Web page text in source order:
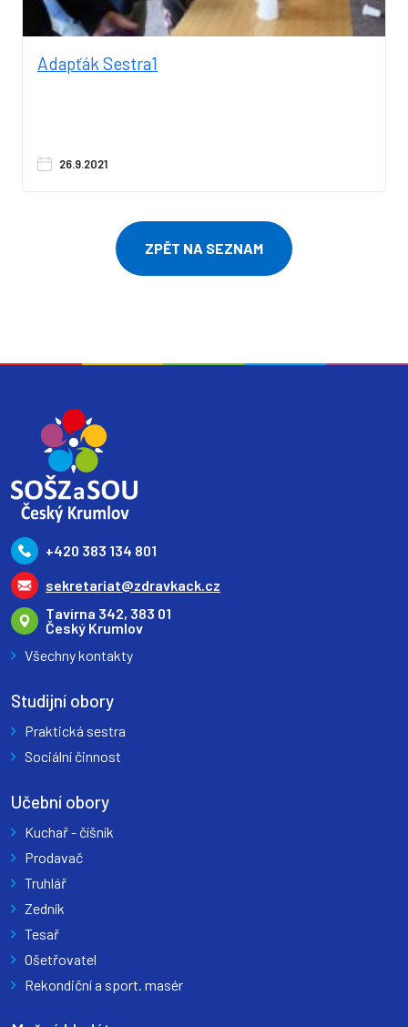
Adapťák Sestra1
26.9.2021
ZPĚT NA SEZNAM
+420 383 134 801
sekretariat@zdravkack.cz
Tavírna 342, 383 01
Český Krumlov
Všechny kontakty
Studijní obory
Praktická sestra
Sociální činnost
Učební obory
Kuchař - číšník
Prodavač
Truhlář
Zedník
Tesař
Ošetřovatel
Rekondiční a sport. masér